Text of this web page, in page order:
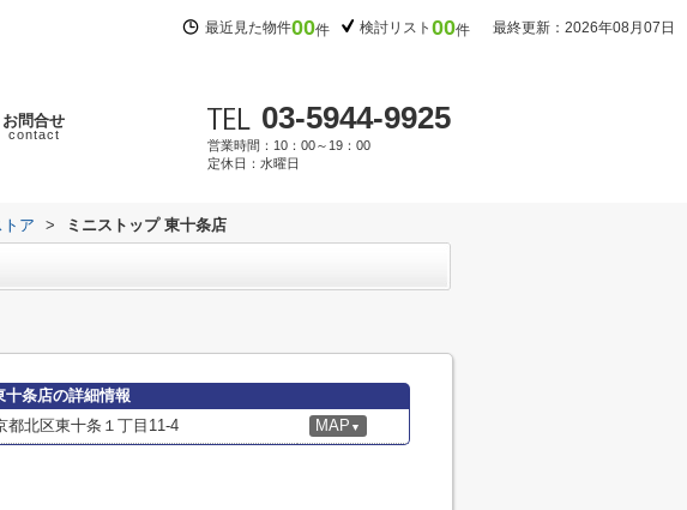
最近見た物件00件 検討リスト 00件 最終更新：2026年08月07日
お問合せ
contact 03-5944-9925
営業時間：10：00～19：00
定休日：水曜日
ア > ミニストップ 東十条店
十条店の詳細情報
都北区東十条１丁目11-4 MAP ▼